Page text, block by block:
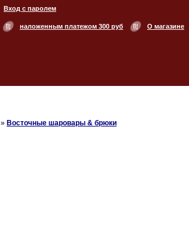
Вход с паролем
наложенным платежом 300 руб
О магазине
» Восточные шаровары & брюки